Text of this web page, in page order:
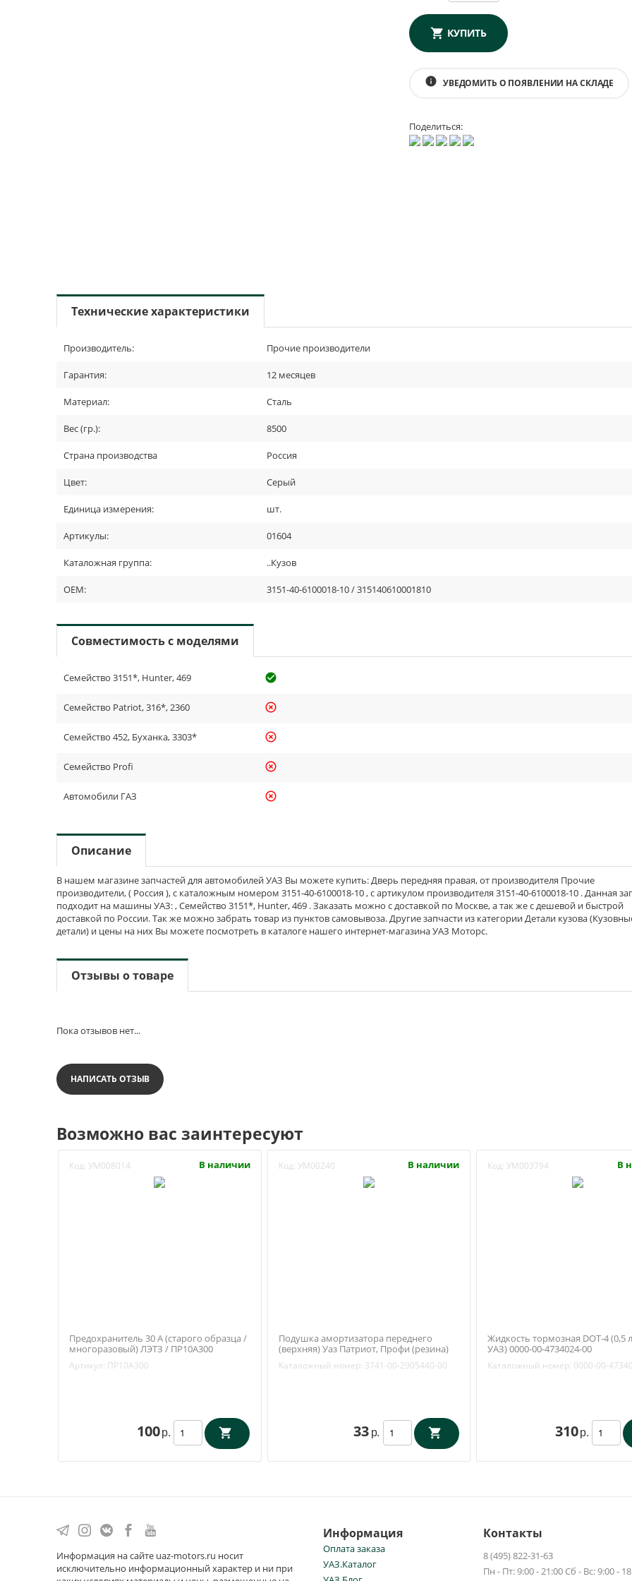
КУПИТЬ
info УВЕДОМИТЬ О ПОЯВЛЕНИИ НА СКЛАДЕ
Поделиться:
Технические характеристики
Производитель: Прочие производители
Гарантия: 12 месяцев
Материал: Сталь
Вес (гр.): 8500
Страна производства Россия
Цвет: Серый
Единица измерения: шт.
Артикулы: 01604
Каталожная группа: ..Кузов
OEM: 3151-40-6100018-10 / 315140610001810
Совместимость с моделями
Семейство 3151*, Hunter, 469 check_circle_outline
Семейство Patriot, 316*, 2360 highlight_off
Семейство 452, Буханка, 3303* highlight_off
Семейство Profi highlight_off
Автомобили ГАЗ highlight_off
Описание
В нашем магазине запчастей для автомобилей УАЗ Вы можете купить: Дверь передняя правая, от производителя Прочие
производители, ( Россия ), с каталожным номером 3151-40-6100018-10 , с артикулом производителя 3151-40-6100018-10 . Данная
подходит на машины УАЗ: , Семейство 3151*, Hunter, 469 . Заказать можно с доставкой по Москве, а так же с дешевой и быстрой
доставкой по России. Так же можно забрать товар из пунктов самовывоза. Другие запчасти из категории Детали кузова
детали) и цены на них Вы можете посмотреть в каталоге нашего интернет-магазина УАЗ Моторс.
Отзывы о товаре
Пока отзывов нет...
НАПИСАТЬ ОТЗЫВ
Возможно вас заинтересуют
Код: УМ008014 В наличии
Предохранитель 30 А (старого образца /
многоразовый) ЛЭТЗ / ПР10А300
Артикул: ПР10А300
100 р.
Код: УМ00240 В наличии
Подушка амортизатора переднего
(верхняя) Уаз Патриот, Профи (резина)
3741-00-2905440-00
Каталожный номер: 3741-00-2905440-00
33 р.
Код: УМ003794 В
Жидкость тормозная DOT-4 (0,5
УАЗ) 0000-00-4734024-00
Каталожный номер: 0000-00-
310 р.
Информация на сайте uaz-motors.ru носит
исключительно информационный характер и ни при
Информация
Оплата заказа
УАЗ.Каталог
Контакты
8 (495) 822-31-63
Пн - Пт: 9:00 - 21:00 Сб - Вс: 9:00 -